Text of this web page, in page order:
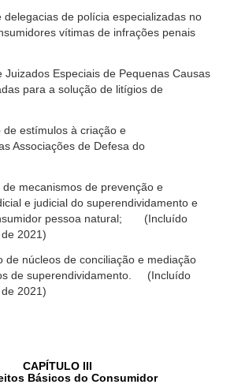
delegacias de polícia especializadas no
vítimas de infrações penais
Juizados Especiais de Pequenas Causas
para a solução de litígios de
de estímulos à criação e
Associações de Defesa do
de mecanismos de prevenção e
e judicial do superendividamento e
pessoa natural; (Incluído
2021)
de núcleos de conciliação e mediação
de superendividamento. (Incluído
2021)
CAPÍTULO III
Básicos do Consumidor